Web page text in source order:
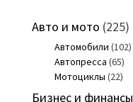
Авто и мото (225)
Автомобили (102)
Автопресса (65)
Мотоциклы (22)
Бизнес и финансы